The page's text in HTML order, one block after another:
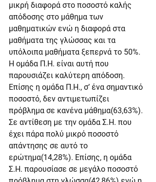
μικρή διαφορά στο ποσοστό καλής
απόδοσης στο μάθημα των
μαθηματικών ενώ η διαφορά στα
μαθήματα της γλώσσας και τα
υπόλοιπα μαθήματα ξεπερνά το 50%.
Η ομάδα Π.Η. είναι αυτή που
παρουσιάζει καλύτερη απόδοση.
Επίσης η ομάδα Π.Η., σ’ ένα σημαντικό
ποσοστό, δεν αντιμετωπίζει
πρόβλημα σε κανένα μάθημα(63,63%).
Σε αντίθεση με την ομάδα Σ.Η. που
έχει πάρα πολύ μικρό ποσοστό
απάντησης σε αυτό το
ερώτημα(14,28%). Επίσης, η ομάδα
Σ.Η. παρουσίασε σε μεγάλο ποσοστό